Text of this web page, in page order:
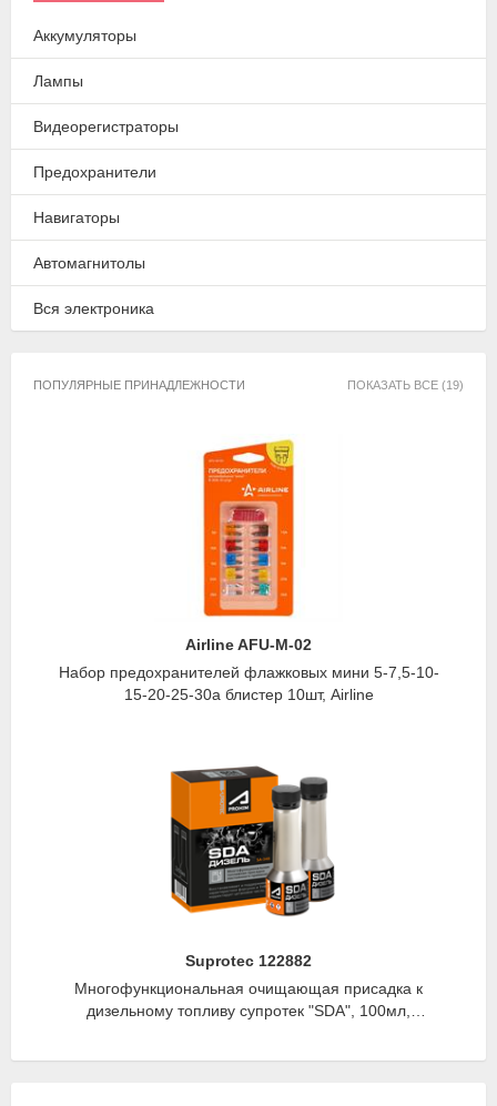
Аккумуляторы
Лампы
Видеорегистраторы
Предохранители
Навигаторы
Автомагнитолы
Вся электроника
ПОПУЛЯРНЫЕ ПРИНАДЛЕЖНОСТИ ПОКАЗАТЬ ВСЕ (19)
Airline AFU-M-02
Набор предохранителей флажковых мини 5-7,5-10-
15-20-25-30а блистер 10шт, Airline
Suprotec 122882
Многофункциональная очищающая присадка к
дизельному топливу супротек "SDA", 100мл,